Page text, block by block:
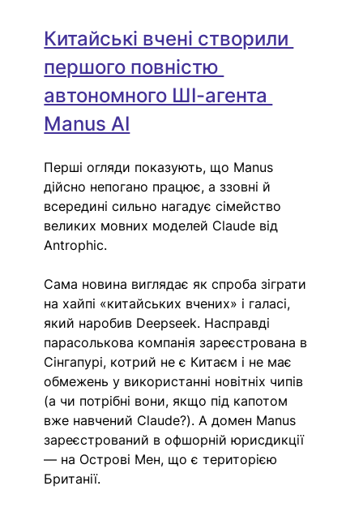
Китайські вчені створили
першого повністю
автономного ШІ-агента
Manus AI
Перші огляди показують, що Manus
дійсно непогано працює, а ззовні й
всередині сильно нагадує сімейство
великих мовних моделей Claude від
Antrophic.
Сама новина виглядає як спроба зіграти
на хайпі «китайських вчених» і галасі,
який наробив Deepseek. Насправді
парасолькова компанія зареєстрована в
Сінгапурі, котрий не є Китаєм і не має
обмежень у використанні новітніх чипів
(а чи потрібні вони, якщо під капотом
вже навчений Claude?). А домен Manus
зареєстрований в офшорній юрисдикції
— на Острові Мен, що є територією
Британії.